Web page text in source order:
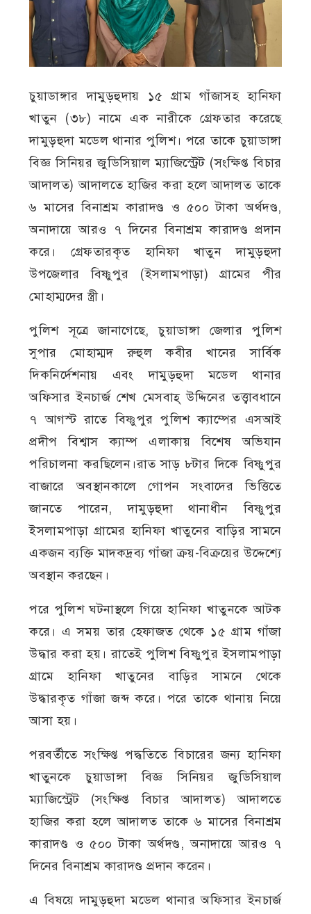
চুয়াডাঙ্গার দামুড়হুদায় ১৫ গ্রাম গাঁজাসহ হানিফা
খাতুন (৩৮) নামে এক নারীকে গ্রেফতার করেছে
দামুড়হুদা মডেল থানার পুলিশ। পরে তাকে চুয়াডাঙ্গা
বিজ্ঞ সিনিয়র জুডিসিয়াল ম্যাজিস্ট্রেট (সংক্ষিপ্ত বিচার
আদালত) আদালতে হাজির করা হলে আদালত তাকে
৬ মাসের বিনাশ্রম কারাদণ্ড ও ৫০০ টাকা অর্থদণ্ড,
অনাদায়ে আরও ৭ দিনের বিনাশ্রম কারাদণ্ড প্রদান
করে। গ্রেফতারকৃত হানিফা খাতুন দামুড়হুদা
উপজেলার বিষ্ণুপুর (ইসলামপাড়া) গ্রামের পীর
মোহাম্মদের স্ত্রী।
পুলিশ সূত্রে জানাগেছে, চুয়াডাঙ্গা জেলার পুলিশ
সুপার মোহাম্মদ রুহুল কবীর খানের সার্বিক
দিকনির্দেশনায় এবং দামুড়হুদা মডেল থানার
অফিসার ইনচার্জ শেখ মেসবাহ্ উদ্দিনের তত্ত্বাবধানে
৭ আগস্ট রাতে বিষ্ণুপুর পুলিশ ক্যাম্পের এসআই
প্রদীপ বিশ্বাস ক্যাম্প এলাকায় বিশেষ অভিযান
পরিচালনা করছিলেন।রাত সাড় ৮টার দিকে বিষ্ণুপুর
বাজারে অবস্থানকালে গোপন সংবাদের ভিত্তিতে
জানতে পারেন, দামুড়হুদা থানাধীন বিষ্ণুপুর
ইসলামপাড়া গ্রামের হানিফা খাতুনের বাড়ির সামনে
একজন ব্যক্তি মাদকদ্রব্য গাঁজা ক্রয়-বিক্রয়ের উদ্দেশ্যে
অবস্থান করছেন।
পরে পুলিশ ঘটনাস্থলে গিয়ে হানিফা খাতুনকে আটক
করে। এ সময় তার হেফাজত থেকে ১৫ গ্রাম গাঁজা
উদ্ধার করা হয়। রাতেই পুলিশ বিষ্ণুপুর ইসলামপাড়া
গ্রামে হানিফা খাতুনের বাড়ির সামনে থেকে
উদ্ধারকৃত গাঁজা জব্দ করে। পরে তাকে থানায় নিয়ে
আসা হয়।
পরবর্তীতে সংক্ষিপ্ত পদ্ধতিতে বিচারের জন্য হানিফা
খাতুনকে চুয়াডাঙ্গা বিজ্ঞ সিনিয়র জুডিসিয়াল
ম্যাজিস্ট্রেট (সংক্ষিপ্ত বিচার আদালত) আদালতে
হাজির করা হলে আদালত তাকে ৬ মাসের বিনাশ্রম
কারাদণ্ড ও ৫০০ টাকা অর্থদণ্ড, অনাদায়ে আরও ৭
দিনের বিনাশ্রম কারাদণ্ড প্রদান করেন।
এ বিষয়ে দামুড়হুদা মডেল থানার অফিসার ইনচার্জ